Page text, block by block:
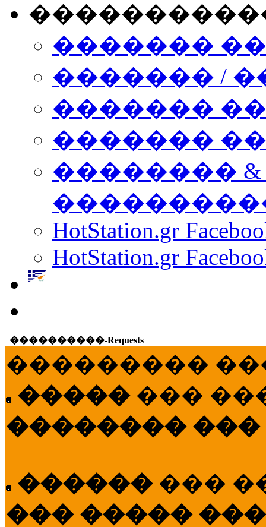
�������
������� /
�������
������� ���
��������
HotStation.gr
HotStation.gr
����������-Requests
���������
����� ���
�������� ���
������ ���
��� �����